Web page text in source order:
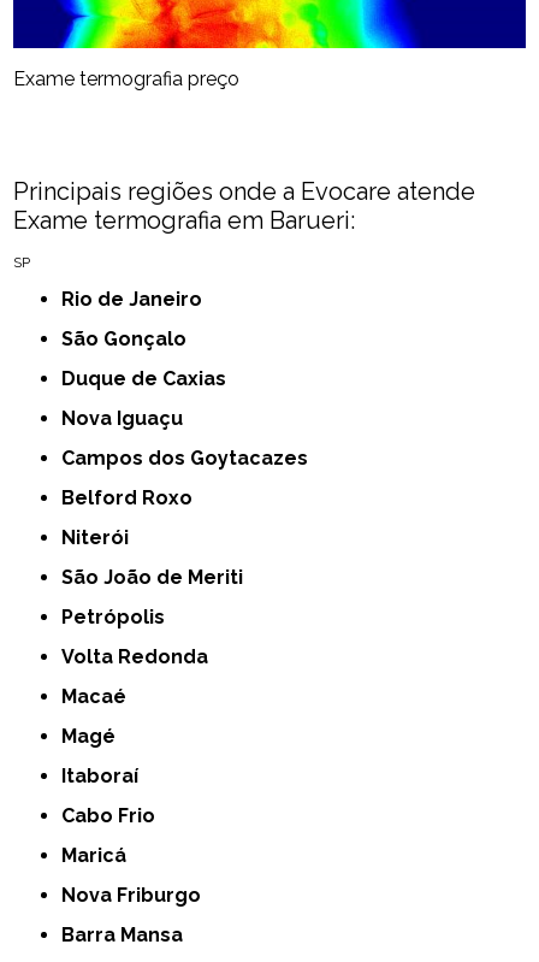
Exame termografia preço​
Principais regiões onde a Evocare atende
Exame termografia​ em Barueri:
SP
Rio de Janeiro
São Gonçalo
Duque de Caxias
Nova Iguaçu
Campos dos Goytacazes
Belford Roxo
Niterói
São João de Meriti
Petrópolis
Volta Redonda
Macaé
Magé
Itaboraí
Cabo Frio
Maricá
Nova Friburgo
Barra Mansa